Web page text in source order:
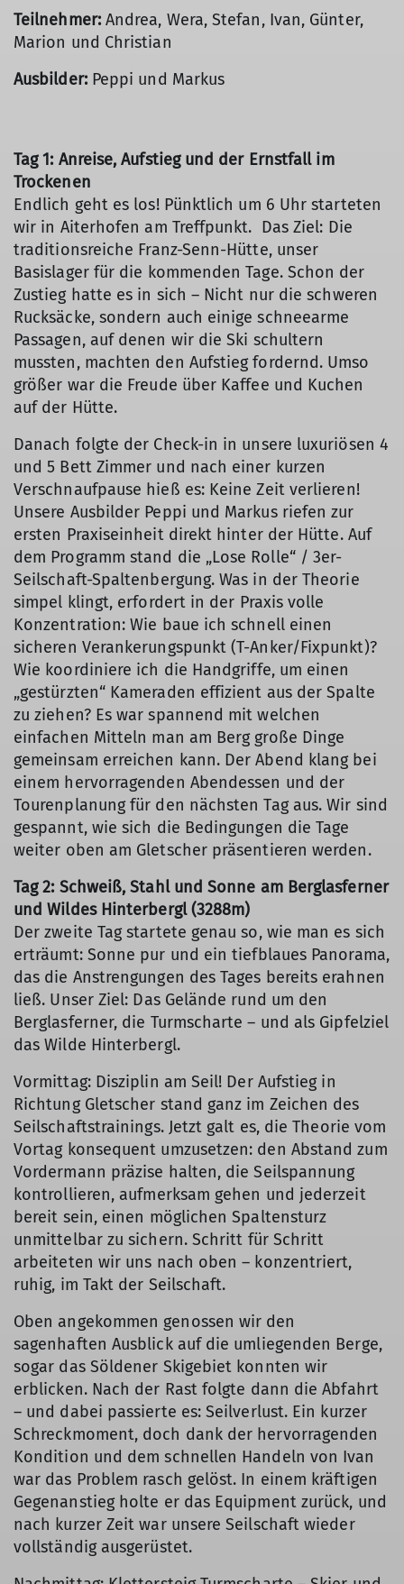
Teilnehmer:Andrea, Wera, Stefan, Ivan, Günter,
Marion und Christian
Ausbilder:Peppi und Markus
Tag 1: Anreise, Aufstieg und der Ernstfall im
Trockenen
Endlich geht es los! Pünktlich um 6 Uhr starteten
wir in Aiterhofen am Treffpunkt. Das Ziel: Die
traditionsreiche Franz-Senn-Hütte, unser
Basislager für die kommenden Tage. Schon der
Zustieg hatte es in sich – Nicht nur die schweren
Rucksäcke, sondern auch einige schneearme
Passagen, auf denen wir die Ski schultern
mussten, machten den Aufstieg fordernd. Umso
größer war die Freude über Kaffee und Kuchen
auf der Hütte.
Danach folgte der Check-in in unsere luxuriösen 4
und 5 Bett Zimmer und nach einer kurzen
Verschnaufpause hieß es: Keine Zeit verlieren!
Unsere Ausbilder Peppi und Markus riefen zur
ersten Praxiseinheit direkt hinter der Hütte. Auf
dem Programm stand die „Lose Rolle“ / 3er-
Seilschaft-Spaltenbergung. Was in der Theorie
simpel klingt, erfordert in der Praxis volle
Konzentration: Wie baue ich schnell einen
sicheren Verankerungspunkt (T-Anker/Fixpunkt)?
Wie koordiniere ich die Handgriffe, um einen
„gestürzten“ Kameraden effizient aus der Spalte
zu ziehen? Es war spannend mit welchen
einfachen Mitteln man am Berg große Dinge
gemeinsam erreichen kann. Der Abend klang bei
einem hervorragenden Abendessen und der
Tourenplanung für den nächsten Tag aus. Wir sind
gespannt, wie sich die Bedingungen die Tage
weiter oben am Gletscher präsentieren werden.
Tag 2: Schweiß, Stahl und Sonne am Berglasferner
und Wildes Hinterbergl (3288m)
Der zweite Tag startete genau so, wie man es sich
erträumt: Sonne pur und ein tiefblaues Panorama,
das die Anstrengungen des Tages bereits erahnen
ließ. Unser Ziel: Das Gelände rund um den
Berglasferner, die Turmscharte – und als Gipfelziel
das Wilde Hinterbergl.
Vormittag: Disziplin am Seil! Der Aufstieg in
Richtung Gletscher stand ganz im Zeichen des
Seilschaftstrainings. Jetzt galt es, die Theorie vom
Vortag konsequent umzusetzen: den Abstand zum
Vordermann präzise halten, die Seilspannung
kontrollieren, aufmerksam gehen und jederzeit
bereit sein, einen möglichen Spaltensturz
unmittelbar zu sichern. Schritt für Schritt
arbeiteten wir uns nach oben – konzentriert,
ruhig, im Takt der Seilschaft.
Oben angekommen genossen wir den
sagenhaften Ausblick auf die umliegenden Berge,
sogar das Söldener Skigebiet konnten wir
erblicken. Nach der Rast folgte dann die Abfahrt
– und dabei passierte es: Seilverlust. Ein kurzer
Schreckmoment, doch dank der hervorragenden
Kondition und dem schnellen Handeln von Ivan
war das Problem rasch gelöst. In einem kräftigen
Gegenanstieg holte er das Equipment zurück, und
nach kurzer Zeit war unsere Seilschaft wieder
vollständig ausgerüstet.